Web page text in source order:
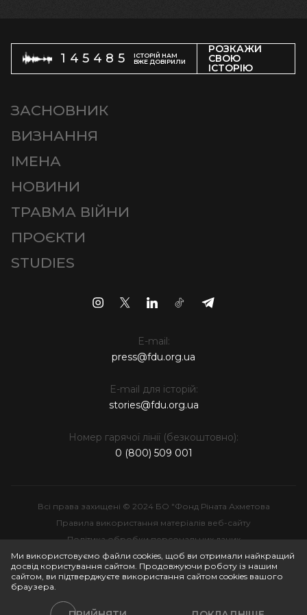
145485
ІСТОРІЙ НАМ
ВЖЕ ДОВІРИЛИ
РОЗКАЖИ
СВОЮ
ІСТОРІЮ
ЗАСНОВНИК
ВИЗНАННЯ
ІМЕНА
НОВИНИ
ТРАВМА ВІЙНИ
ПРОЄКТИ
STUDIES
E-mail:
press@fdu.org.ua
E-mail для історій:
stories@fdu.org.ua
Номер гарячої лінії (безкоштовно):
0 (800) 509 001
Всі права захищені © 2024 БО "Фонд Ріната Ахметова
Правила використання матеріалів веб-сайту
Політика обробки персональних даних
Інтелектуальна власність
Ми використовуємо файли cookies, щоб ви отримали найкращий
досвід користування сайтом. Продовжуючи роботу із нашим
сайтом, ви підтверджуєте використання сайтом cookies вашого
браузера.